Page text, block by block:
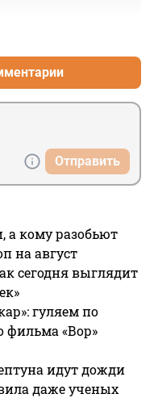
Отправить
а кому разобьют
на август
сегодня выглядит
гуляем по
фильма «Вор»
идут дожди
даже ученых